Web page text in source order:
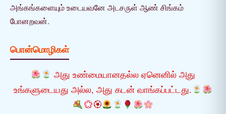
அங்கங்களையும் உடையவனே அடசருள் ஆண் சிங்கம்
போனறவன்.
பொன்மொழிகள்
அது உண்மையானதல்ல ஏனெனில் அது
உங்களுடையது அல்ல, அது கடன் வாங்கப்பட்டது.
🏵